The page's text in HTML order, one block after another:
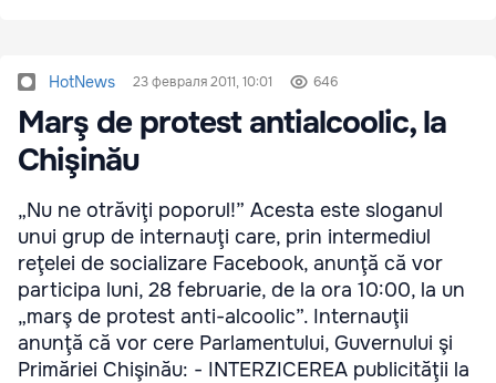
HotNews 23 февраля 2011, 10:01 646
Marş de protest antialcoolic, la
Chişinău
„Nu ne otrăviţi poporul!” Acesta este sloganul
unui grup de internauţi care, prin intermediul
reţelei de socializare Facebook, anunţă că vor
participa luni, 28 februarie, de la ora 10:00, la un
„marş de protest anti-alcoolic”. Internauţii
anunţă că vor cere Parlamentului, Guvernului şi
Primăriei Chişinău: - INTERZICEREA publicităţii la